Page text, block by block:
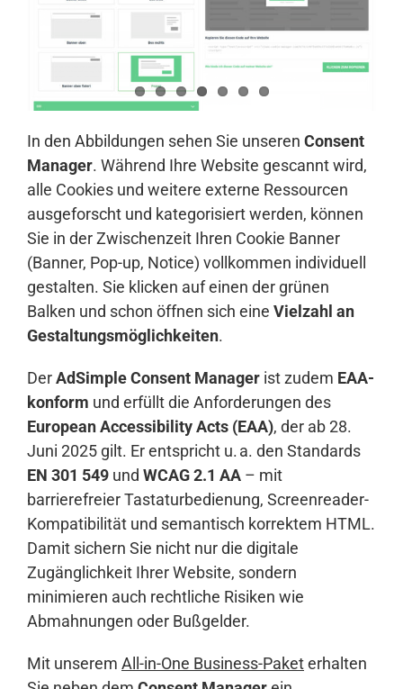
In den Abbildungen sehen Sie unseren Consent
Manager. Während Ihre Website gescannt wird,
alle Cookies und weitere externe Ressourcen
ausgeforscht und kategorisiert werden, können
Sie in der Zwischenzeit Ihren Cookie Banner
(Banner, Pop-up, Notice) vollkommen individuell
gestalten. Sie klicken auf einen der grünen
Balken und schon öffnen sich eine Vielzahl an
Gestaltungsmöglichkeiten.
DerAdSimple Consent Manager ist zudem EAA-
konform und erfüllt die Anforderungen des
European Accessibility Acts (EAA), der ab 28.
Juni 2025 gilt. Er entspricht u. a. den Standards
EN 301 549 und WCAG 2.1 AA – mit
barrierefreier Tastaturbedienung, Screenreader-
Kompatibilität und semantisch korrektem HTML.
Damit sichern Sie nicht nur die digitale
Zugänglichkeit Ihrer Website, sondern
minimieren auch rechtliche Risiken wie
Abmahnungen oder Bußgelder.
Mit unserem All-in-One Business-Paketerhalten